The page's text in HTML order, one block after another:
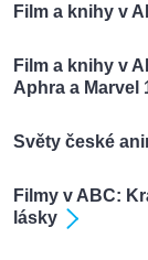
Film a knihy v
Film a knihy v
Aphra a Marvel
Světy české
Filmy v ABC:
lásky